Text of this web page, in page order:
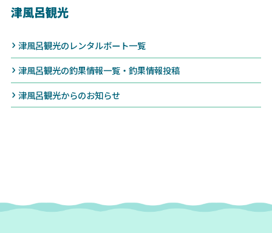
津風呂観光
津風呂観光のレンタルボート一覧
津風呂観光の釣果情報一覧・釣果情報投稿
津風呂観光からのお知らせ